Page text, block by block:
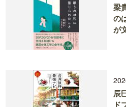
梁
の
が
辰
ド